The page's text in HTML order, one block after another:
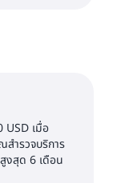
USD เมื่อ
ำรวจบริการ
งสุด 6 เดือน